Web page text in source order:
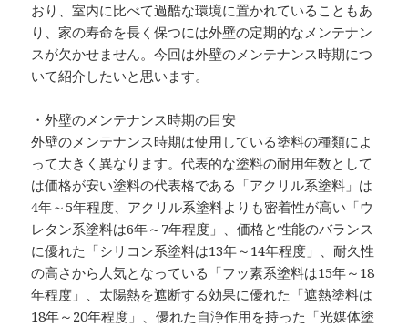
おり、室内に比べて過酷な環境に置かれていることもあ
り、家の寿命を長く保つには外壁の定期的なメンテナン
スが欠かせません。今回は外壁のメンテナンス時期につ
いて紹介したいと思います。
・外壁のメンテナンス時期の目安
外壁のメンテナンス時期は使用している塗料の種類によ
って大きく異なります。代表的な塗料の耐用年数として
は価格が安い塗料の代表格である「アクリル系塗料」は
4年～5年程度、アクリル系塗料よりも密着性が高い「ウ
レタン系塗料は6年～7年程度」、価格と性能のバランス
に優れた「シリコン系塗料は13年～14年程度」、耐久性
の高さから人気となっている「フッ素系塗料は15年～18
年程度」、太陽熱を遮断する効果に優れた「遮熱塗料は
18年～20年程度」、優れた自浄作用を持った「光媒体塗